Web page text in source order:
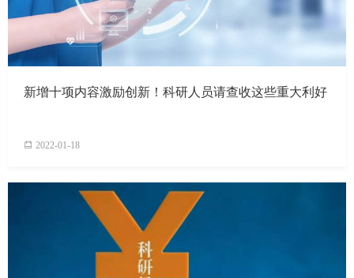
新增十项内容激励创新！科研人员请查收这些重大利好
2022-01-18